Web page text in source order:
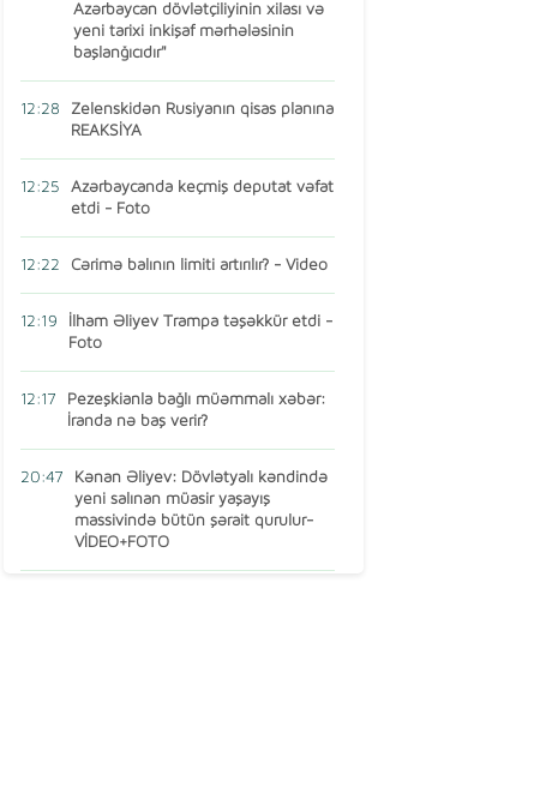
Azərbaycan dövlətçiliyinin xilası və
yeni tarixi inkişaf mərhələsinin
başlanğıcıdır"
12:28
Zelenskidən Rusiyanın qisas planına
REAKSİYA
12:25
Azərbaycanda keçmiş deputat vəfat
etdi - Foto
12:22 Cərimə balının limiti artırılır? - Video
12:19
İlham Əliyev Trampa təşəkkür etdi -
Foto
12:17
Pezeşkianla bağlı müəmmalı xəbər:
İranda nə baş verir?
20:47
Kənan Əliyev: Dövlətyalı kəndində
yeni salınan müasir yaşayış
massivində bütün şərait qurulur-
VİDEO+FOTO